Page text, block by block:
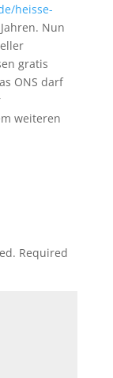
heisse-
Nun
gratis
ONS darf
weiteren
Required